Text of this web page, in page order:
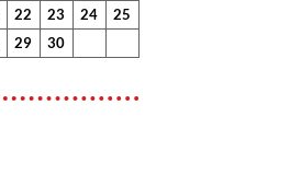
22 23 24
25
29 30